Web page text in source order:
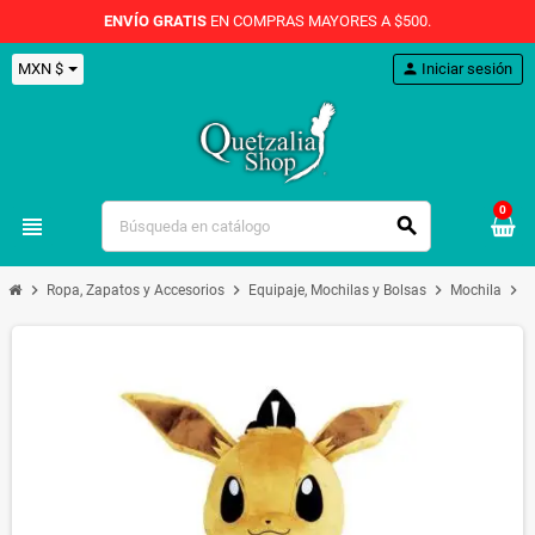
ENVÍO GRATIS EN COMPRAS MAYORES A $500.
MXN $
view_headline search
person Iniciar sesión
0
chevron_right Ropa, Zapatos y Accesorios chevron_right Equipaje, Mochilas y Bolsas chevron_right Mochila chevron_right